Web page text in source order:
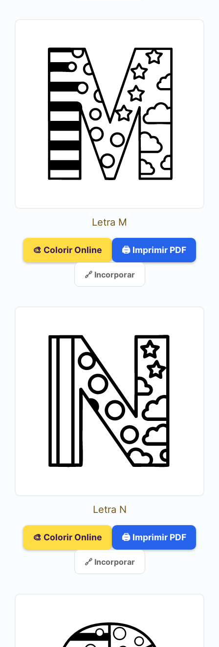
Letra M
🎨 Colorir Online 🖨️ Imprimir PDF
🔗 Incorporar
Letra N
🎨 Colorir Online 🖨️ Imprimir PDF
🔗 Incorporar